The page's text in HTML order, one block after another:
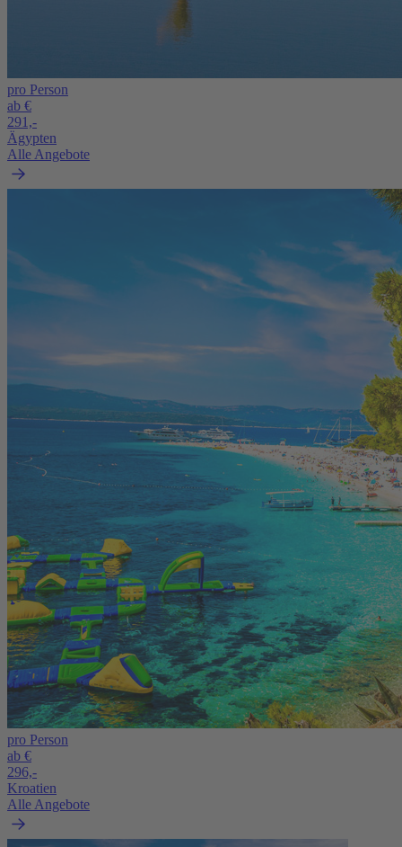
pro Person
ab €
291,-
Ägypten
Alle Angebote
pro Person
ab €
296,-
Kroatien
Alle Angebote